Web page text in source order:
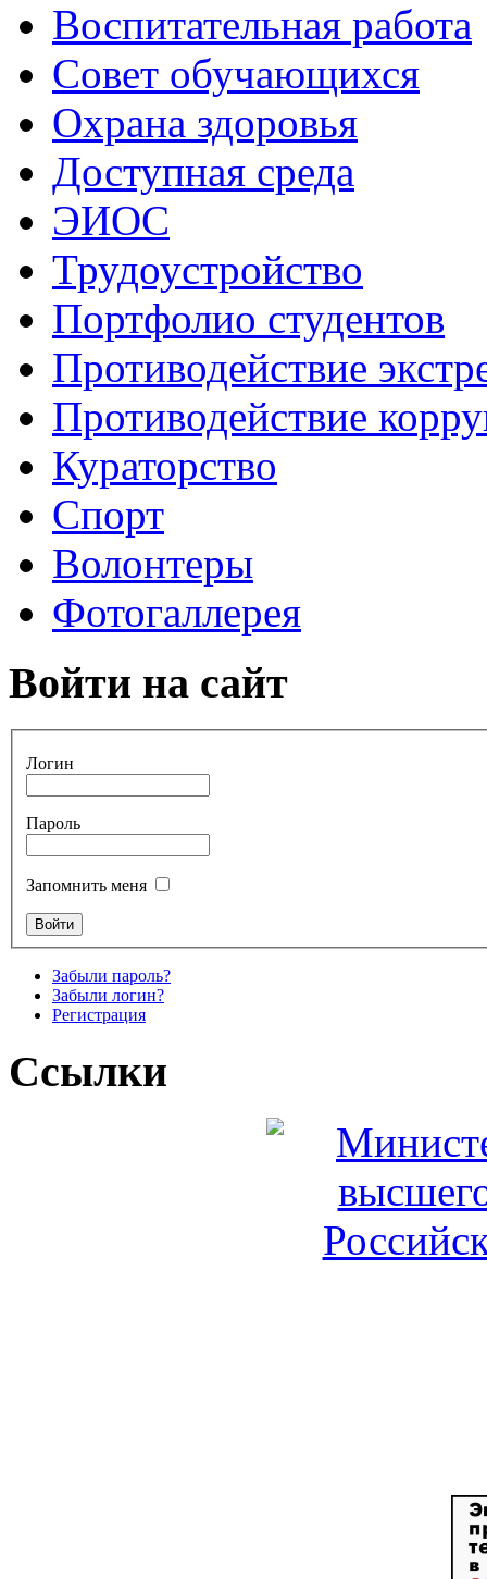
Воспитательная работа
Совет обучающихся
Охрана здоровья
Доступная среда
ЭИОС
Трудоустройство
Портфолио студентов
Противодействие
Противодействие
Кураторство
Спорт
Волонтеры
Фотогаллерея
Войти на сайт
Логин
Пароль
Запомнить меня
Забыли пароль?
Забыли логин?
Регистрация
Ссылки